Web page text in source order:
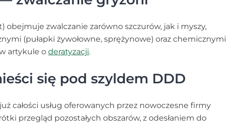
obejmuje zwalczanie zarówno szczurów, jak i myszy,
(pułapki żywołowne, sprężynowe) oraz chemicznymi
artykule o deratyzacji.
się pod szyldem DDD
całości usług oferowanych przez nowoczesne firmy
przegląd pozostałych obszarów, z odesłaniem do